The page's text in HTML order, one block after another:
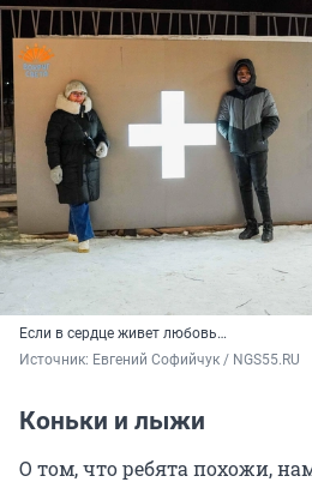
Если в сердце живет любовь…
Источник: Евгений Софийчук / NGS55.RU
Коньки и лыжи
О том, что ребята похожи,